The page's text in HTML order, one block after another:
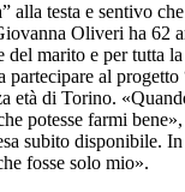
alla testa e sentivo
Oliveri ha 62
del marito e per tutta
partecipare al progetto
età di Torino.
potesse farmi
subito disponibile.
fosse solo mio».